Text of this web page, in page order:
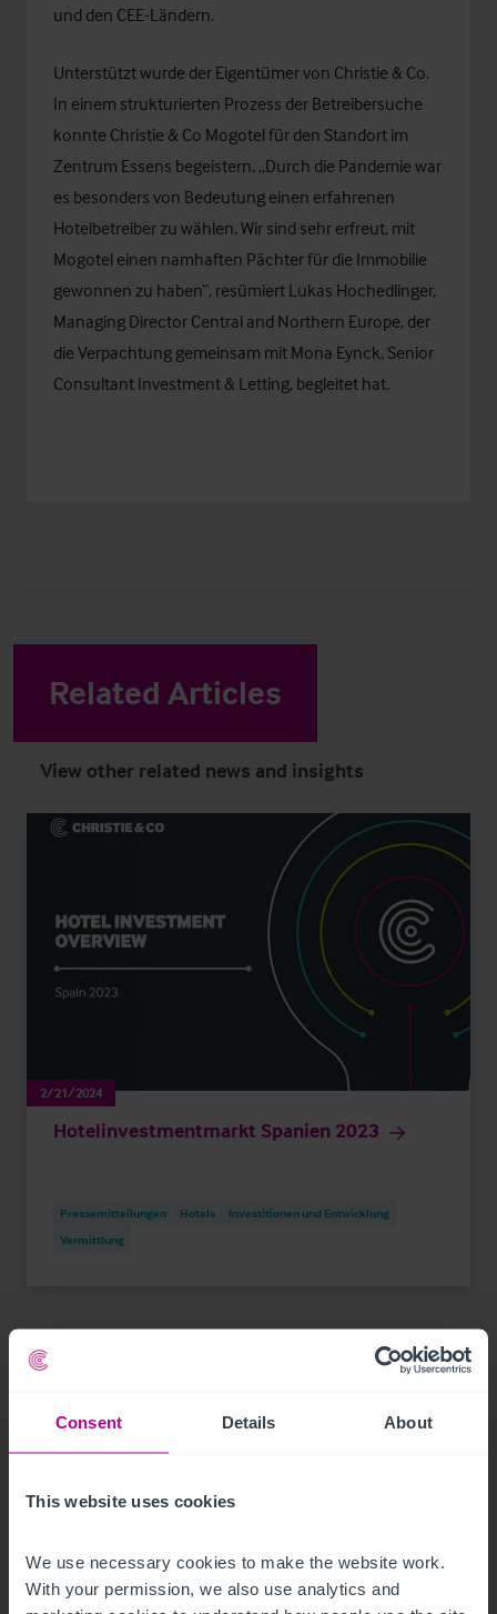
Consent Details About
This website uses cookies
We use necessary cookies to make the website work.
With your permission, we also use analytics and
und den CEE-Ländern.
Unterstützt wurde der Eigentümer von Christie & Co.
In einem strukturierten Prozess der Betreibersuche
konnte Christie & Co Mogotel für den Standort im
Zentrum Essens begeistern. „Durch die Pandemie war
es besonders von Bedeutung einen erfahrenen
Hotelbetreiber zu wählen. Wir sind sehr erfreut, mit
Mogotel einen namhaften Pächter für die Immobilie
gewonnen zu haben“, resümiert Lukas Hochedlinger,
Managing Director Central and Northern Europe, der
die Verpachtung gemeinsam mit Mona Eynck, Senior
Consultant Investment & Letting, begleitet hat.
Related Articles
View other related news and insights
2/21/2024
Hotelinvestmentmarkt Spanien 2023
Pressemitteilungen Hotels
Investitionen und Entwicklung
Vermittlung